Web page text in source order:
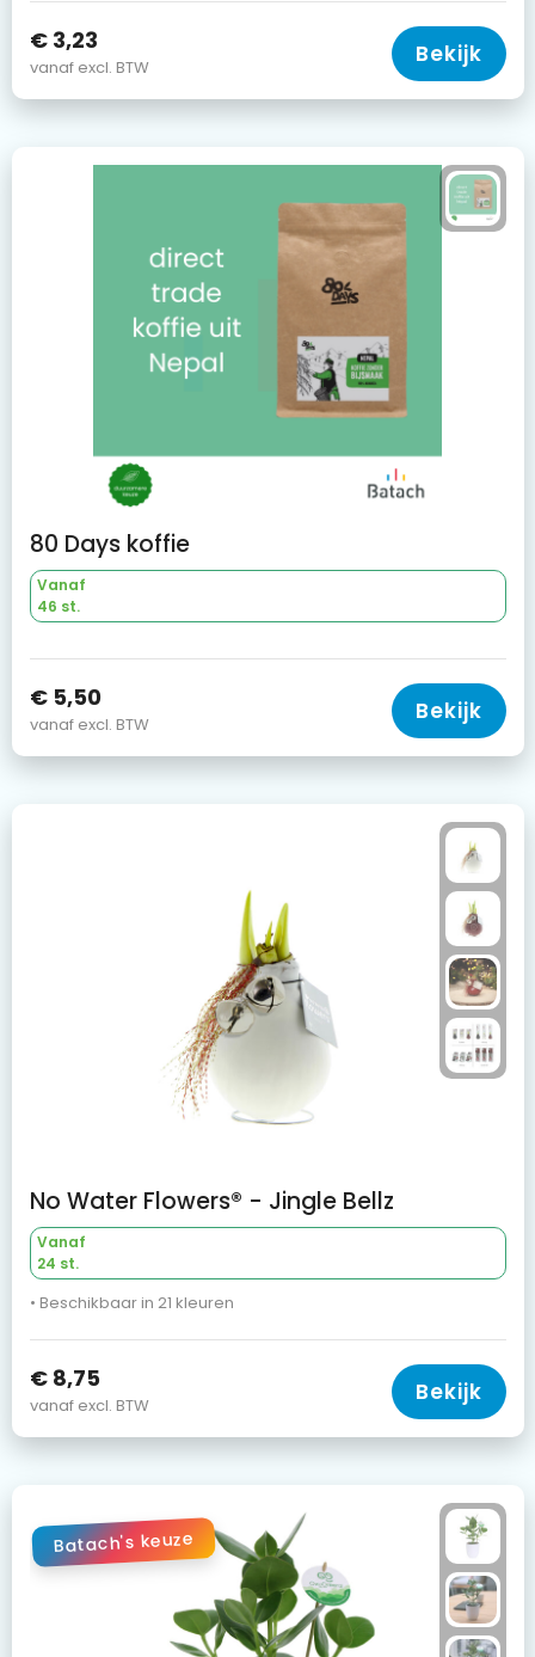
€ 3,23
vanaf excl. BTW Bekijk
80 Days koffie
Vanaf
46 st.
€ 5,50
vanaf excl. BTW Bekijk
No Water Flowers® - Jingle Bellz
Vanaf
24 st.
• Beschikbaar in 21 kleuren
€ 8,75
vanaf excl. BTW Bekijk
Batach's keuze